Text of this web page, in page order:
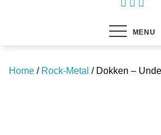
MENU
Home / Rock-Metal / Dokken –